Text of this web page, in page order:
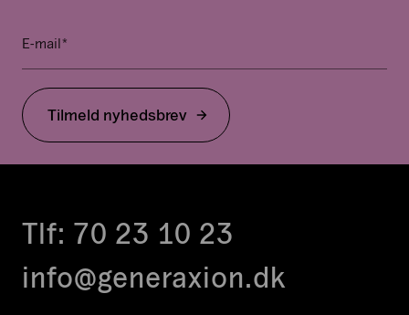
E-mail
bør
ikke
ændres.
Tilmeld nyhedsbrev
Tlf: 70 23 10 23
info@generaxion.dk